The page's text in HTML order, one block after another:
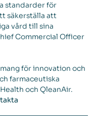
standarder för
säkerställa att
vård till sina
Commercial Officer
för innovation och
farmaceutiska
och QleanAir.